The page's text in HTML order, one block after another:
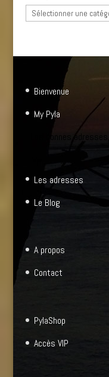
Catégories
Bienvenue
My Pyla
Les bonnes
Les adresses
Le Blog
A propos
Contact
PylaShop
Accès VIP